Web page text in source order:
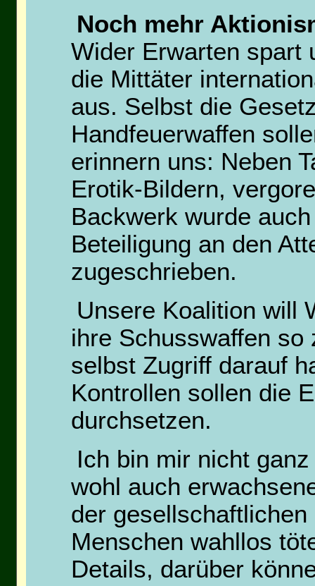
Noch mehr
Wider Erwarten spart
die Mittäter
aus. Selbst die
Handfeuerwaffen
erinnern uns: Neben
Erotik-Bildern,
Backwerk wurde
Beteiligung an den
zugeschrieben.
Unsere Koalition will
ihre Schusswaffen
selbst Zugriff darauf
Kontrollen sollen die
durchsetzen.
Ich bin mir nicht
wohl auch
der
Menschen wahllos
Details, darüber